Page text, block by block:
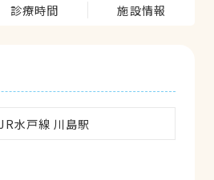
診療時間 施設情報
水戸線 川島駅